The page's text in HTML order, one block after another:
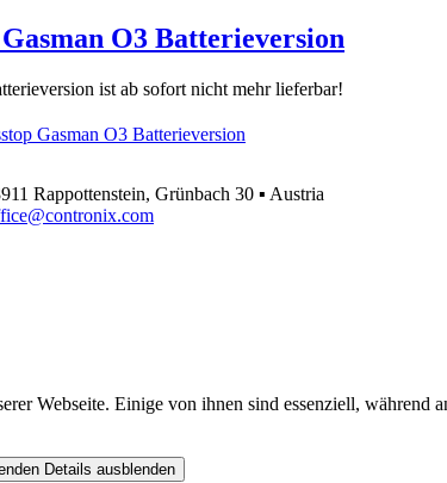
O3 Batterieversion
ist ab sofort nicht mehr lieferbar!
Gasman O3 Batterieversion
Rappottenstein, Grünbach 30 ▪ Austria
Webseite. Einige von ihnen sind essenziell, während
Details ausblenden